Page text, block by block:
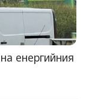
енергийния